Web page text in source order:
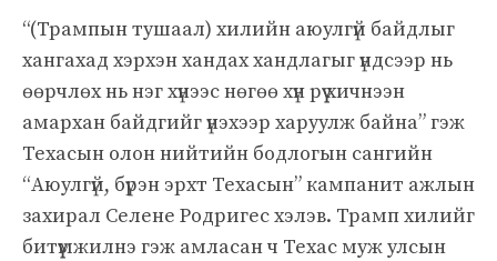
“(Трампын тушаал) хилийн аюулгүй байдлыг
хангахад хэрхэн хандах хандлагыг үндсээр нь
өөрчлөх нь нэг хүнээс нөгөө хүн рүү хичнээн
амархан байдгийг үнэхээр харуулж байна” гэж
Техасын олон нийтийн бодлогын сангийн
“Аюулгүй, бүрэн эрхт Техасын” кампанит ажлын
захирал Селене Родригес хэлэв. Трамп хилийг
битүүмжилнэ гэж амласан ч Техас муж улсын